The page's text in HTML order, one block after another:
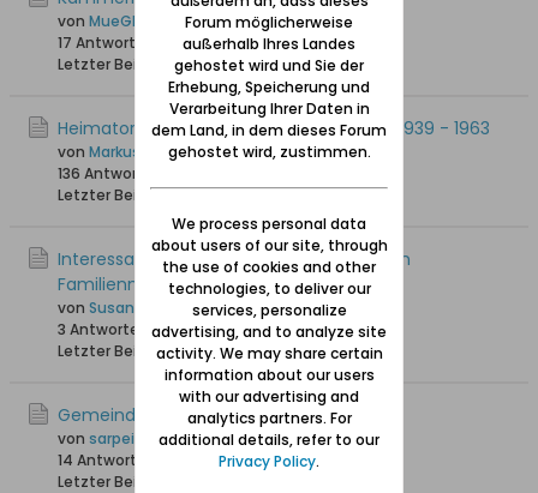
von MueGlo
17 Antworten
504 Hits0 Likes
Letzter Beitrag
10.04.2026, 10:24
Heimatortskartei Danzig - Westpreußen 1939 - 1963
von MarkusDE
136 Antworten
Letzter Beitrag15.03.2026, 16:35
Interessante Auflistung der Ursprünge von
Familiennamen um Danzig herum
von Susanna
3 Antworten
181 Hits0 Likes
Letzter Beitrag19.02.2026, 20:34
Gemeindeseelenlisten
von sarpei
14 Antworten
21.746 Hits0 Likes
Letzter Beitrag
Forum möglicherweise
außerhalb Ihres Landes
gehostet wird und Sie der
Erhebung, Speicherung und
Verarbeitung Ihrer Daten in
dem Land, in dem dieses Forum
gehostet wird, zustimmen.
We process personal data
about users of our site, through
the use of cookies and other
technologies, to deliver our
services, personalize
advertising, and to analyze site
activity. We may share certain
information about our users
with our advertising and
analytics partners. For
additional details, refer to our
Privacy Policy.